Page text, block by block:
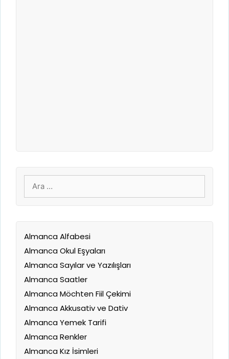
için
ara
Almanca Alfabesi
Almanca Okul Eşyaları
Almanca Sayılar ve Yazılışları
Almanca Saatler
Almanca Möchten Fiil Çekimi
Almanca Akkusativ ve Dativ
Almanca Yemek Tarifi
Almanca Renkler
Almanca Kız İsimleri